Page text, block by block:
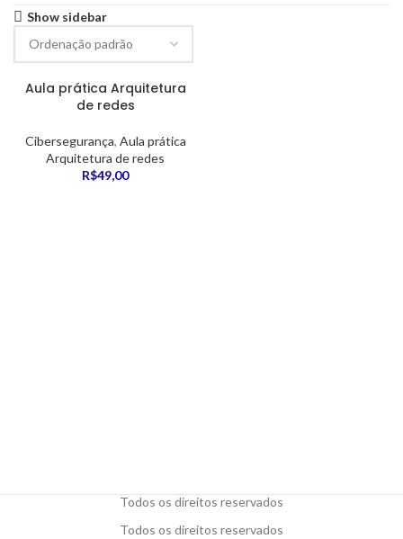
Show sidebar
Aula prática Arquitetura
de redes
Cibersegurança, Aula prática
Arquitetura de redes
R$49,00
Todos os direitos reservados
Todos os direitos reservados